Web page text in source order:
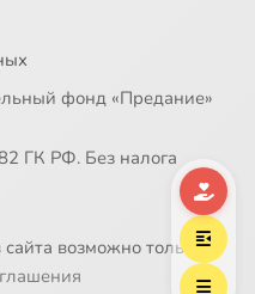
фонд «Предание»
ГК РФ. Без налога
возможно только в